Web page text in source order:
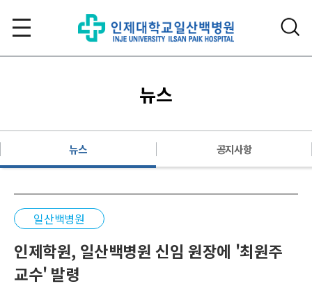
뉴스
뉴스 공지사항
일산백병원
인제학원, 일산백병원 신임 원장에 '최원주
교수' 발령